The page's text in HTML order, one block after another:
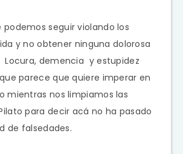
podemos seguir violando los
y no obtener ninguna dolorosa
Locura, demencia y estupidez
parece que quiere imperar en
mientras nos limpiamos las
para decir acá no ha pasado
de falsedades.